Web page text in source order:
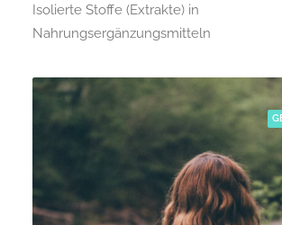
Isolierte Stoffe (Extrakte) in
Nahrungsergänzungsmitteln